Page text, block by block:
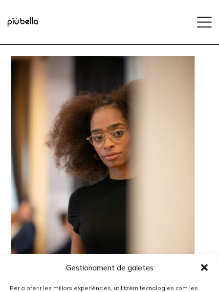
Gestionament de galetes
Per a oferir les millors experiències, utilitzem tecnologies com les